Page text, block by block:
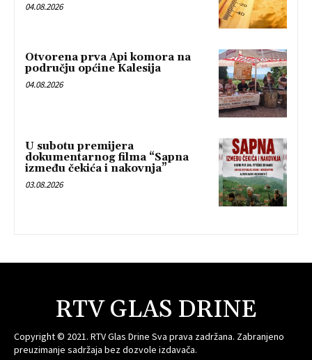
04.08.2026
Otvorena prva Api komora na
području općine Kalesija
04.08.2026
U subotu premijera
dokumentarnog filma “Sapna
između čekića i nakovnja”
03.08.2026
RTV GLAS DRINE
Copyright © 2021. RTV Glas Drine Sva prava zadržana. Zabranjeno
preuzimanje sadržaja bez dozvole izdavača.